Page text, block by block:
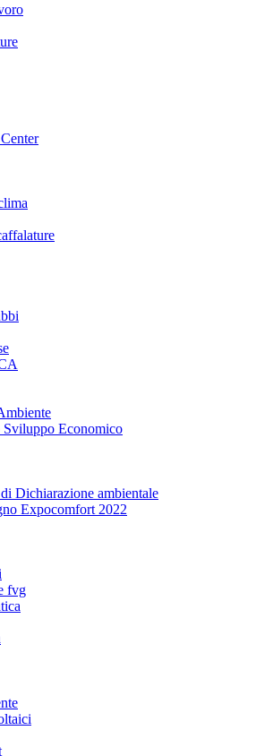
Economico
Dichiarazione ambientale
Expocomfort 2022
fvg